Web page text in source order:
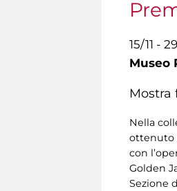
15/11 -
Museo
Mostra
Nella
ottenuto
con
Golden
Sezione